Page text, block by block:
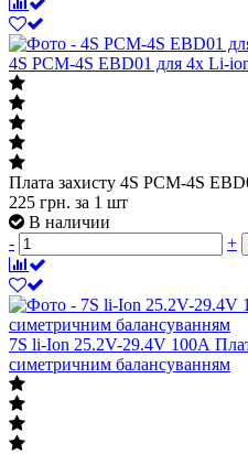
4S PCM-4S EBD01 для 4х Li-
Плата захисту 4S PCM-4S
225 грн. за 1 шт
В наличии
-
+
7S li-Ion 25.2V-29.4V 100А
симетричним балансуванням